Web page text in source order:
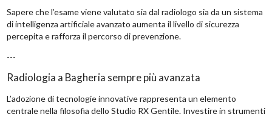
Sapere che l’esame viene valutato sia dal radiologo sia da un sistema
di intelligenza artificiale avanzato aumenta il livello di sicurezza
percepita e rafforza il percorso di prevenzione.
---
Radiologia a Bagheria sempre più avanzata
L’adozione di tecnologie innovative rappresenta un elemento
centrale nella filosofia dello Studio RX Gentile. Investire in strumenti